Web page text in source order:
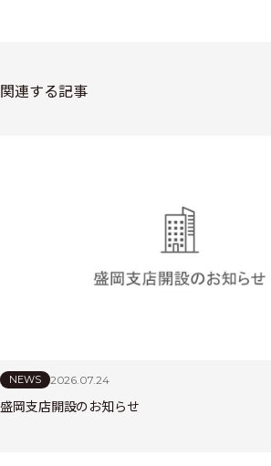
関連する記事
NEWS 2026.07.24
盛岡支店開設のお知らせ